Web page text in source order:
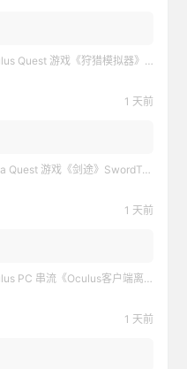
Quest 游戏《狩猎模拟器》Hunting Simulator
1 天前
Quest 游戏《剑途》SwordTrip
1 天前
PC 串流《Oculus客户端离线版》最新版下载
1 天前